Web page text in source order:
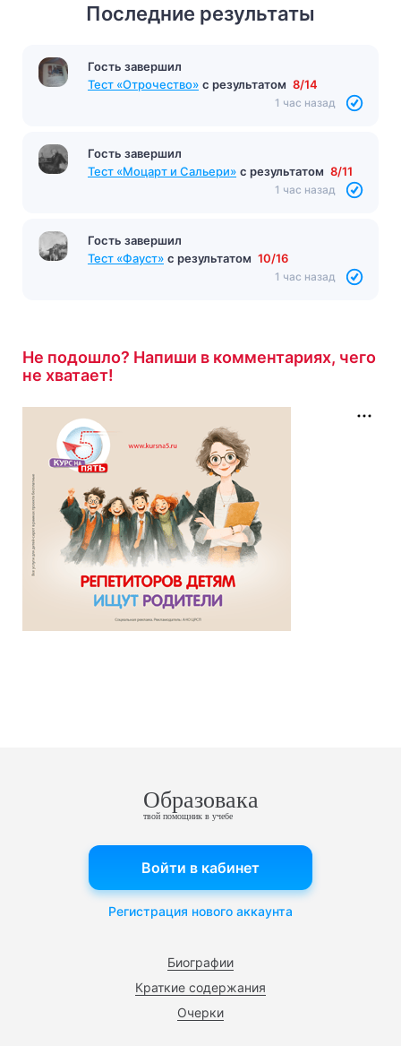
Последние результаты
Гость завершил
Тест «Отрочество» с результатом 8/14
1 час назад
Гость завершил
Тест «Моцарт и Сальери» с результатом 8/11
1 час назад
Гость завершил
Тест «Фауст» с результатом 10/16
1 час назад
Не подошло? Напиши в комментариях, чего
не хватает!
Образовака
твой помощник в учебе
Биографии
Краткие содержания
Очерки
Войти в кабинет
Регистрация нового аккаунта